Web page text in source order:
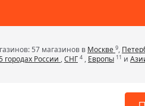
57 магазинов в Москве 9,
городах России ,СНГ 4 , Европы 11 и